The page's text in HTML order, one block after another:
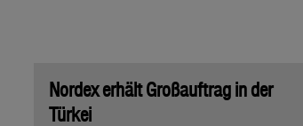
Nordex erhält Großauftrag in der
Türkei